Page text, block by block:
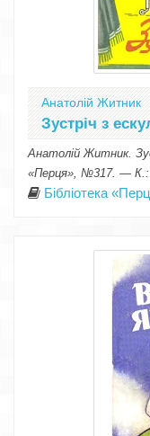
Анатолій Житник
Зустріч з
Анатолій Житник.
«Перця», №317. — К.:
Бібліотека